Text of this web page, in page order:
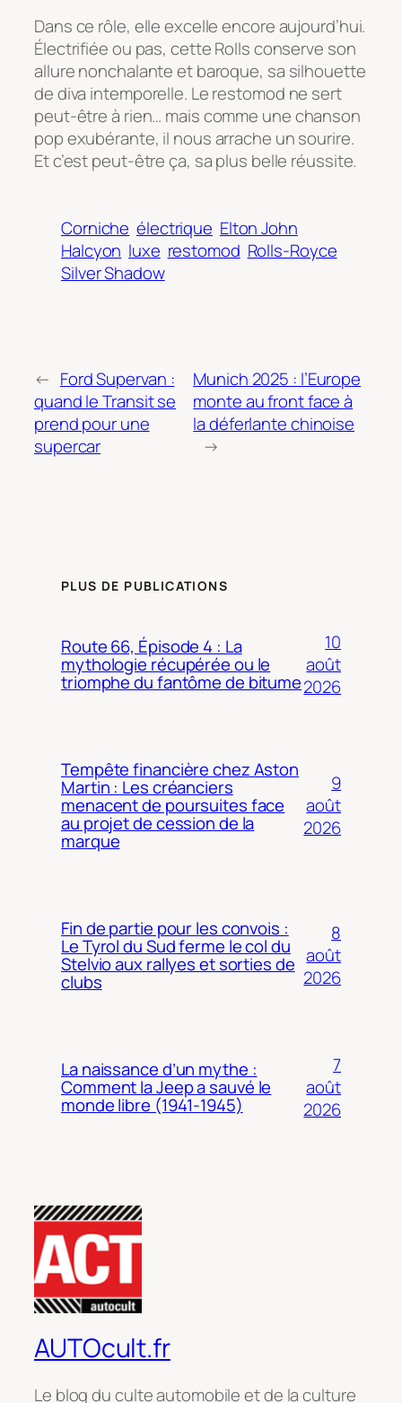
Dans ce rôle, elle excelle encore aujourd’hui.
Électrifiée ou pas, cette Rolls conserve son
allure nonchalante et baroque, sa silhouette
de diva intemporelle. Le restomod ne sert
peut-être à rien… mais comme une chanson
pop exubérante, il nous arrache un sourire.
Et c’est peut-être ça, sa plus belle réussite.
Corniche électrique Elton John
Halcyon luxe restomod Rolls-Royce
Silver Shadow
← Ford Supervan :
quand le Transit se
prend pour une
supercar
Munich 2025 : l’Europe
monte au front face à
la déferlante chinoise
→
PLUS DE PUBLICATIONS
Route 66, Épisode 4 : La
mythologie récupérée ou le
triomphe du fantôme de bitume
10
août
2026
Tempête financière chez Aston
Martin : Les créanciers
menacent de poursuites face
au projet de cession de la
marque
9
août
2026
Fin de partie pour les convois :
Le Tyrol du Sud ferme le col du
Stelvio aux rallyes et sorties de
clubs
8
août
2026
La naissance d’un mythe :
Comment la Jeep a sauvé le
monde libre (1941-1945)
7
août
2026
AUTOcult.fr
Le blog du culte automobile et de la culture